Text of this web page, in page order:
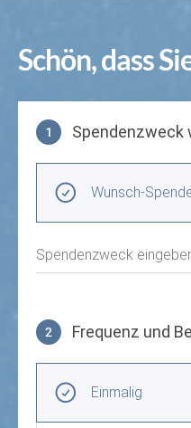
Schön, dass
1 Spendenzweck
Wunsch-
Spendenzweck
2 Frequenz und
Einmalig